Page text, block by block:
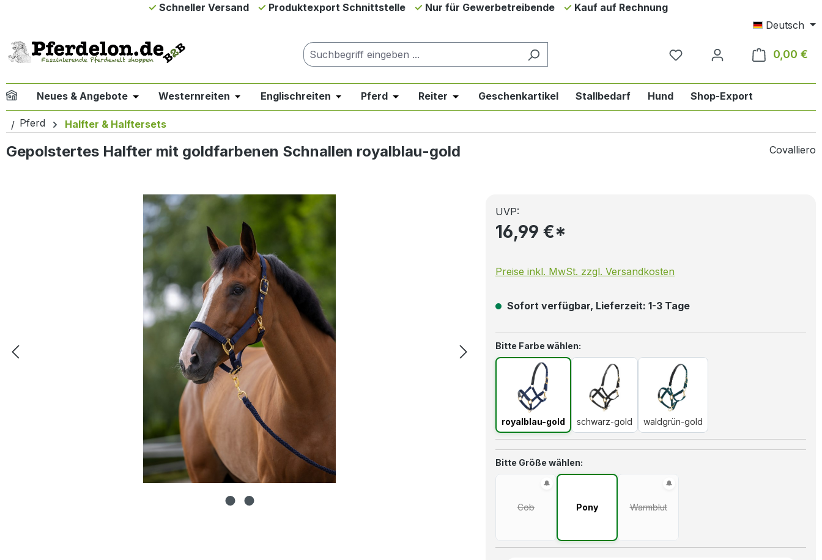
Zur Hauptnavigation springen
Schneller Versand Produktexport Schnittstelle Nur für Gewerbetreibende
Kauf auf Rechnung
Deutsch
0,00 €
Neues & Angebote Öffne oder Schließe das Dropdown der Kategorie Neues & Angebote
Westernreiten Öffne oder Schließe das Dropdown der Kategorie Westernreiten
Englischreiten Öffne oder Schließe das Dropdown der Kategorie Englischreiten
Pferd Öffne oder Schließe das Dropdown der Kategorie Pferd
Reiter Öffne oder Schließe das Dropdown der Kategorie Reiter
Geschenkartikel Stallbedarf Hund Shop-Export
Pferd Halfter & Halftersets
Gepolstertes Halfter mit goldfarbenen Schnallen royalblau-gold Covalliero
UVP:
16,99 €*
Preise inkl. MwSt. zzgl. Versandkosten
Sofort verfügbar, Lieferzeit: 1-3 Tage
Bitte Farbe wählen:
royalblau-gold
royalblau-gold
schwarz-gold
schwarz-gold
waldgrün-gold
waldgrün-gold
Bitte Größe wählen:
Cob(Diese Option ist zurzeit nicht verfügbar.)
Pony Warmblut(Diese Option ist zurzeit nicht verfügbar.)